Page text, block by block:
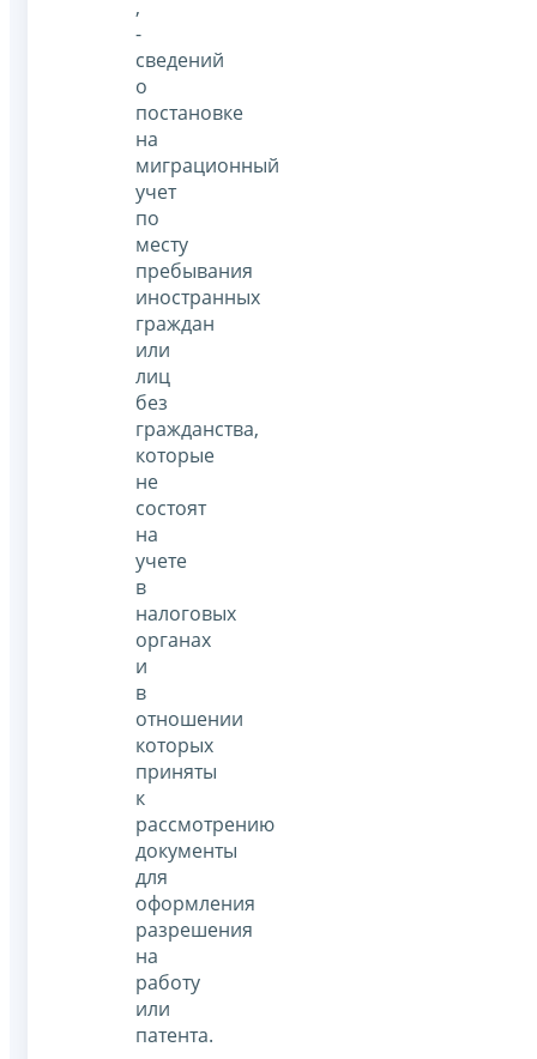
,
-
сведений
о
постановке
на
миграционный
учет
по
месту
пребывания
иностранных
граждан
или
лиц
без
гражданства,
которые
не
состоят
на
учете
в
налоговых
органах
и
в
отношении
которых
приняты
к
рассмотрению
документы
для
оформления
разрешения
на
работу
или
патента.